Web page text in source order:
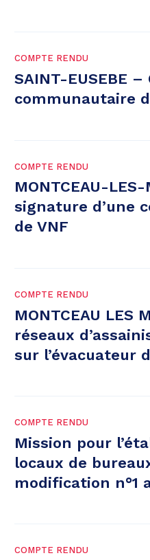
COMPTE RENDU
SAINT-EUSEBE
communautaire
COMPTE RENDU
MONTCEAU-
signature d’une
de VNF
COMPTE RENDU
MONTCEAU
réseaux
sur l’évacuateur
COMPTE RENDU
Mission pour
locaux de
modification n°1
COMPTE RENDU